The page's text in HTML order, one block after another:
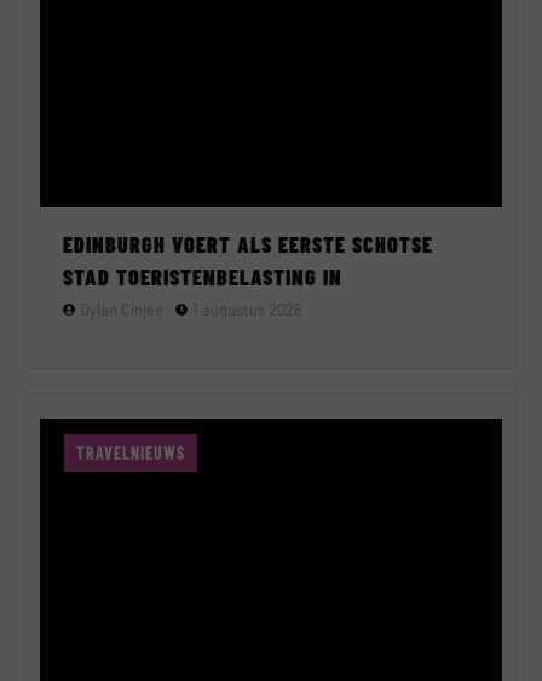
EDINBURGH VOERT ALS EERSTE SCHOTSE
STAD TOERISTENBELASTING IN
Dylan Cinjee 1 augustus 2026
TRAVELNIEUWS